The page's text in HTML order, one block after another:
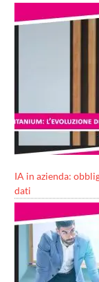
IA in azienda:
dati